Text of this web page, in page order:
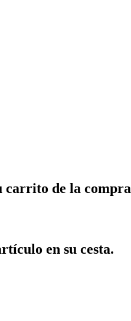
carrito de la compra
en su cesta.